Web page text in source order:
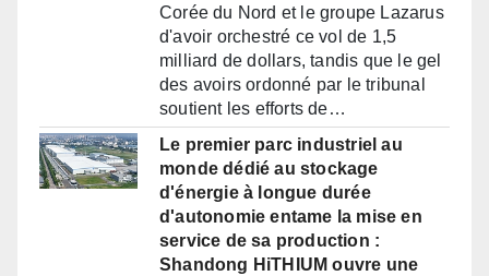
Corée du Nord et le groupe Lazarus
d'avoir orchestré ce vol de 1,5
milliard de dollars, tandis que le gel
des avoirs ordonné par le tribunal
soutient les efforts de…
Le premier parc industriel au
monde dédié au stockage
d'énergie à longue durée
d'autonomie entame la mise en
service de sa production :
Shandong HiTHIUM ouvre une